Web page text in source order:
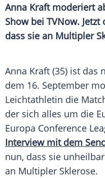
Anna Kraftmoderiert
Show bei TVNow.
dass sie an Multipler
Anna Kraft (35) ist das
dem 16. September
Leichtathletin die
der sich alles um die
Europa Conference
Interview mit dem
nun, dass sie
an Multipler Sklerose.